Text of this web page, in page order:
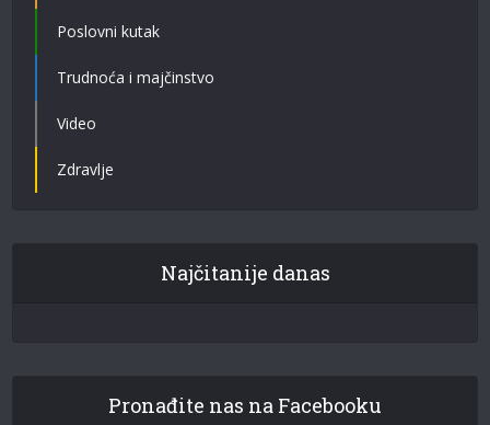
Poslovni kutak
Trudnoća i majčinstvo
Video
Zdravlje
Najčitanije danas
Pronađite nas na Facebooku